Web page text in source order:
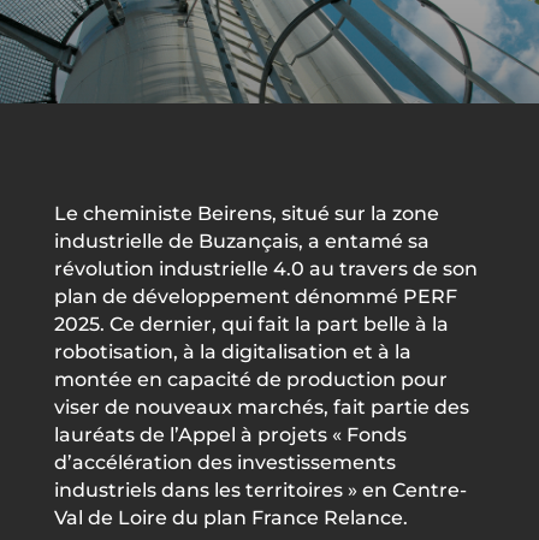
Le cheministe Beirens, situé sur la zone
industrielle de Buzançais, a entamé sa
révolution industrielle 4.0 au travers de son
plan de développement dénommé PERF
2025. Ce dernier, qui fait la part belle à la
robotisation, à la digitalisation et à la
montée en capacité de production pour
viser de nouveaux marchés, fait partie des
lauréats de l’Appel à projets « Fonds
d’accélération des investissements
industriels dans les territoires » en Centre-
Val de Loire du plan France Relance.